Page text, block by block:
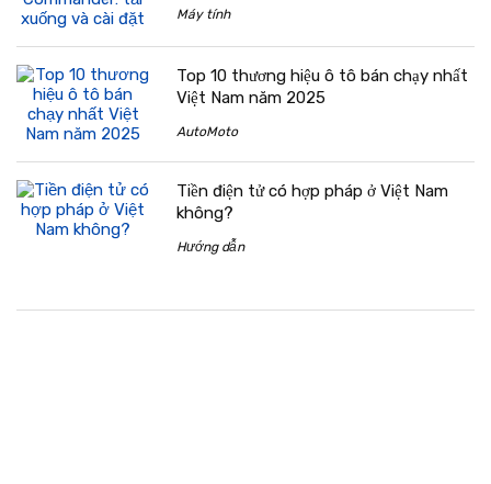
Máy tính
Top 10 thương hiệu ô tô bán chạy nhất
Việt Nam năm 2025
AutoMoto
Tiền điện tử có hợp pháp ở Việt Nam
không?
Hướng dẫn